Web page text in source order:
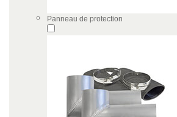
Panneau de protection